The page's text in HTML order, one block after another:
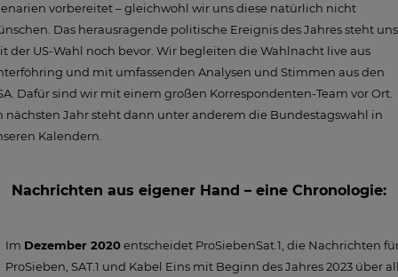
vorbereitet – gleichwohl wir uns diese natürlich nicht
Das herausragende politische Ereignis des Jahres steht uns
der US-Wahl noch bevor. Wir begleiten die Wahlnacht live aus
und mit umfassenden Analysen und Stimmen aus den
Dafür sind wir mit einem großen Korrespondenten-Team vor Ort.
nächsten Jahr steht dann unter anderem die Bundestagswahl in
Kalendern.
Nachrichten aus eigener Hand – eine Chronologie:
Im Dezember 2020entscheidet ProSiebenSat.1, die Nachrichten
ProSieben, SAT.1 und Kabel Eins mit Beginn des Jahres 2023 über